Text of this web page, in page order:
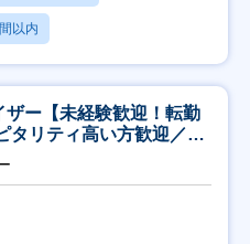
以内
ザー【未経験歓迎！転勤
タリティ高い方歓迎／土